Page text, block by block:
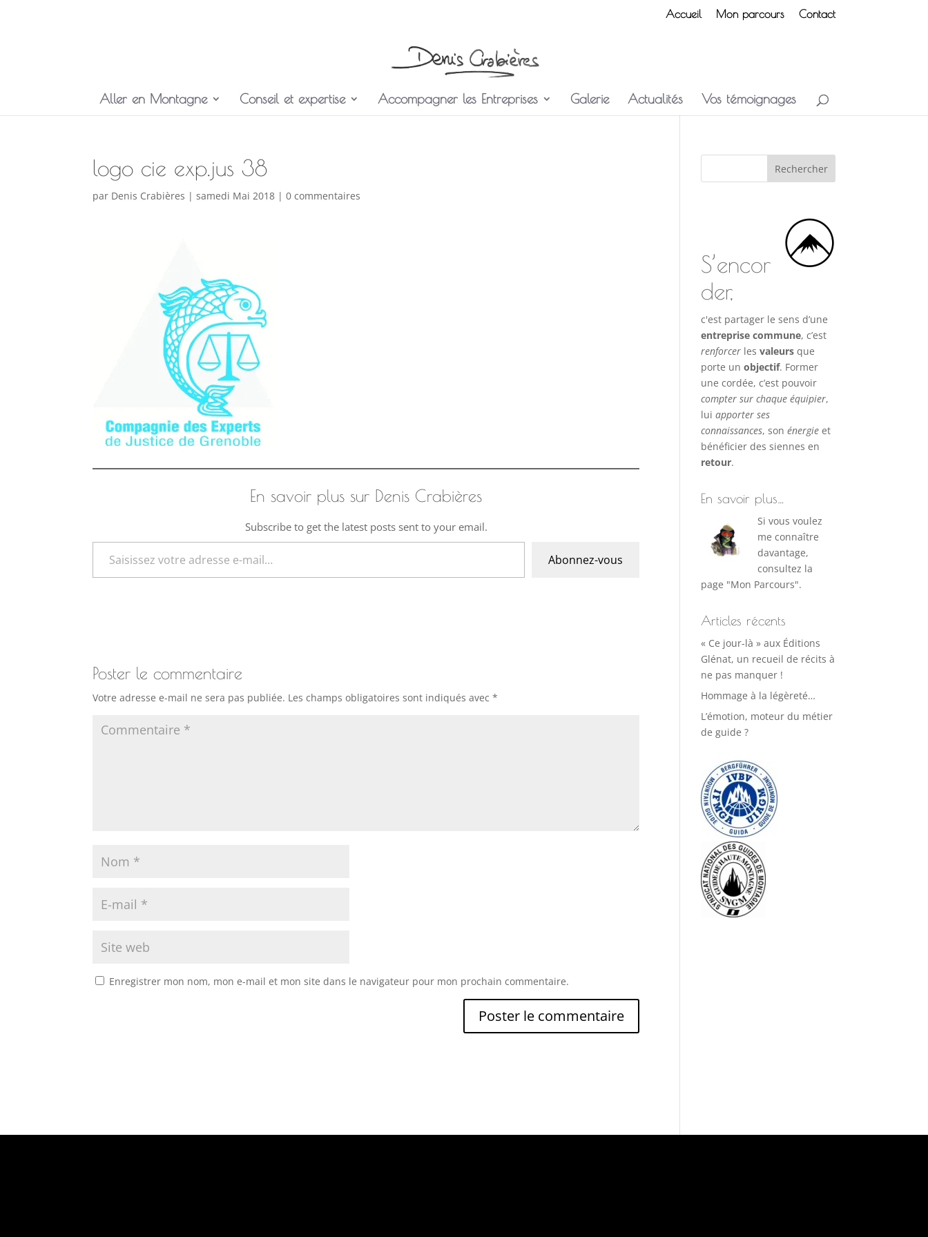
Accueil Mon parcours Contact
Aller en Montagne Conseil et expertise Accompagner les Entreprises Galerie Actualités Vos témoignages
logo cie exp.jus 38
par Denis Crabières |samedi Mai 2018 |0 commentaires
En savoir plus sur Denis Crabières
Subscribe to get the latest posts sent to your email.
Saisissez votre adresse e-mail…
Abonnez-vous
Poster le commentaire
Votre adresse e-mail ne sera pas publiée. Les champs obligatoires sont indiqués avec*
Enregistrer mon nom, mon e-mail et mon site dans le navigateur pour mon prochain commentaire.
S’encor
der,
c'est partager le sens d’une
entreprise commune, c’est
renforcer lesvaleurs que
porte unobjectif. Former
une cordée, c’est pouvoir
compter sur chaque équipier,
luiapporter ses
connaissances, sonénergie et
bénéficier des siennes en
retour.
En savoir plus…
Si vous voulez
me connaître
davantage,
consultez la
page "Mon Parcours".
Articles récents
« Ce jour-là » aux Éditions
Glénat, un recueil de récits à
ne pas manquer !
Hommage à la légèreté…
L’émotion, moteur du métier
de guide ?